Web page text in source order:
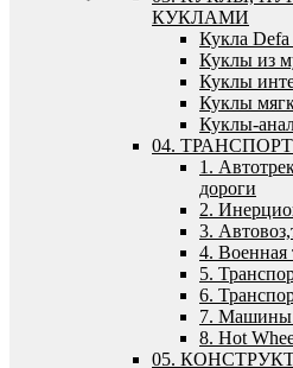
КУКЛАМИ
Кукла
Куклы из
Куклы
Куклы
Куклы-
04.
1.
дороги
2.
3.
4. Военная
5.
6.
7. Машины
8. Hot
05.